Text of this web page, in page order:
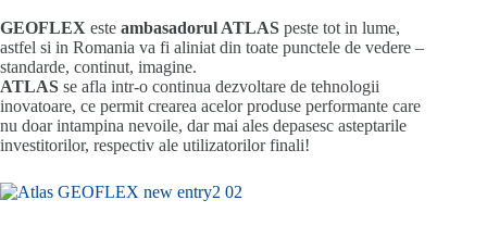
GEOFLEX este ambasadorul ATLAS peste tot in lume,
astfel si in Romania va fi aliniat din toate punctele de vedere –
standarde, continut, imagine.
ATLAS se afla intr-o continua dezvoltare de tehnologii
inovatoare, ce permit crearea acelor produse performante care
nu doar intampina nevoile, dar mai ales depasesc asteptarile
investitorilor, respectiv ale utilizatorilor finali!